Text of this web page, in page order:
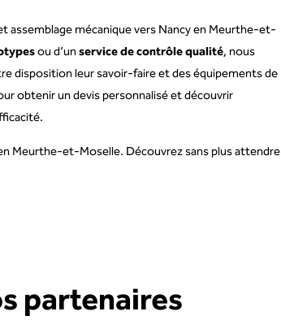
assemblage mécanique vers Nancy en Meurthe-et-
ou d’unservice de contrôle qualité, nous
disposition leur savoir-faire et des équipements de
obtenir un devis personnalisé et découvrir
Meurthe-et-Moselle. Découvrez sans plus attendre
partenaires